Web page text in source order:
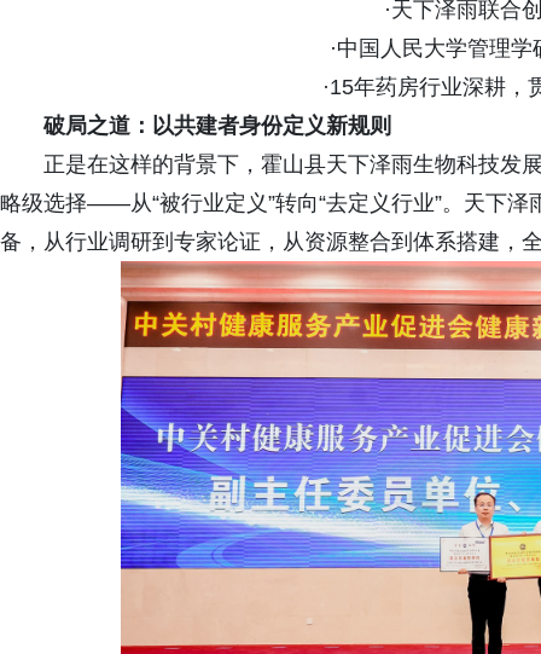
·天下泽雨联合
·中国人民大学管理
·15年药房行业深耕，
破局之道：以共建者身份定义新规则
正是在这样的背景下，霍山县天下泽雨生物科技发
略级选择——从“被行业定义”转向“去定义行业”。天下
备，从行业调研到专家论证，从资源整合到体系搭建，